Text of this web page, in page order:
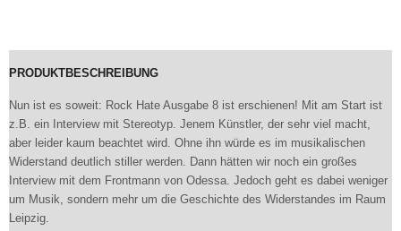
PRODUKTBESCHREIBUNG
Nun ist es soweit: Rock Hate Ausgabe 8 ist erschienen! Mit am Start ist
z.B. ein Interview mit Stereotyp. Jenem Künstler, der sehr viel macht,
aber leider kaum beachtet wird. Ohne ihn würde es im musikalischen
Widerstand deutlich stiller werden. Dann hätten wir noch ein großes
Interview mit dem Frontmann von Odessa. Jedoch geht es dabei weniger
um Musik, sondern mehr um die Geschichte des Widerstandes im Raum
Leipzig.